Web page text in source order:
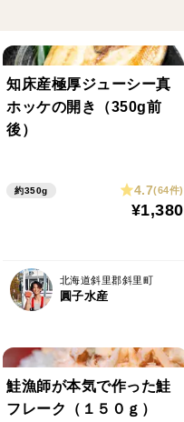
知床産極厚ジューシー真
ホッケの開き（350g前
後）
約350g 4.7(64件)
¥1,380
北海道斜里郡斜里町
圓子水産
鮭漁師が本気で作った鮭
フレーク（１５０ｇ）